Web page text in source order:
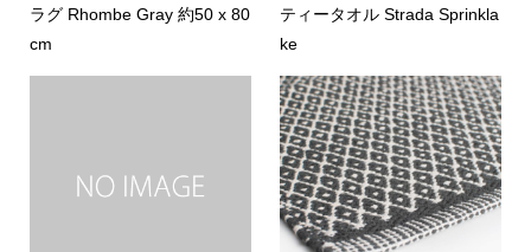
ラグ Rhombe Gray 約50 x 80
cm
ティータオル Strada Sprinkla
ke